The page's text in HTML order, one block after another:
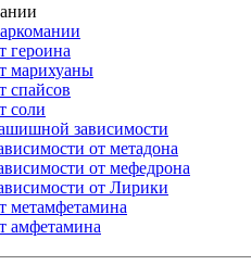
героина
марихуаны
спайсов
соли
зависимости
от метадона
от мефедрона
от Лирики
метамфетамина
амфетамина